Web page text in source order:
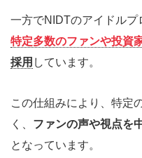
一方でNIDTのアイドルプ
特定多数のファンや投資
採用 しています。
この仕組みにより、特定
く、 ファンの声や視点を
となっています。